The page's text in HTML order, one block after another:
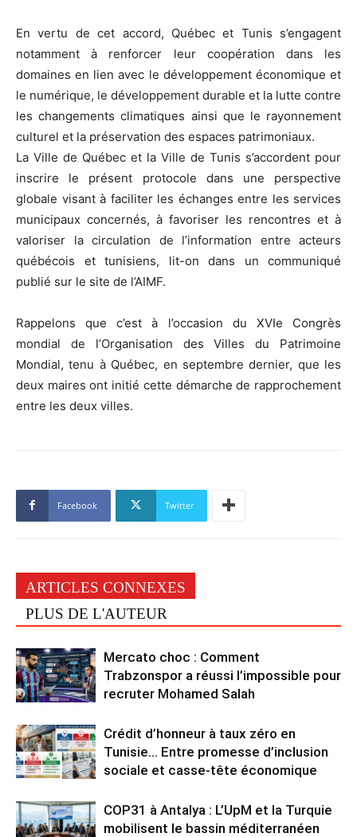
En vertu de cet accord, Québec et Tunis s’engagent
notamment à renforcer leur coopération dans les
domaines en lien avec le développement économique et
le numérique, le développement durable et la lutte contre
les changements climatiques ainsi que le rayonnement
culturel et la préservation des espaces patrimoniaux.
La Ville de Québec et la Ville de Tunis s’accordent pour
inscrire le présent protocole dans une perspective
globale visant à faciliter les échanges entre les services
municipaux concernés, à favoriser les rencontres et à
valoriser la circulation de l’information entre acteurs
québécois et tunisiens, lit-on dans un communiqué
publié sur le site de l’AIMF.
Rappelons que c’est à l’occasion du XVIe Congrès
mondial de l’Organisation des Villes du Patrimoine
Mondial, tenu à Québec, en septembre dernier, que les
deux maires ont initié cette démarche de rapprochement
entre les deux villes.
Facebook Twitter
ARTICLES CONNEXES
PLUS DE L'AUTEUR
Mercato choc : Comment
Trabzonspor a réussi l’impossible pour
recruter Mohamed Salah
Crédit d’honneur à taux zéro en
Tunisie… Entre promesse d’inclusion
sociale et casse-tête économique
COP31 à Antalya : L’UpM et la Turquie
mobilisent le bassin méditerranéen